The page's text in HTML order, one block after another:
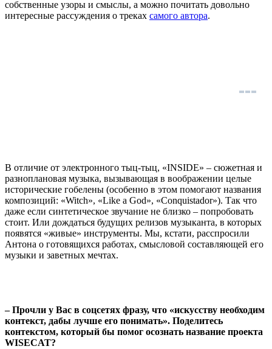
собственные узоры и смыслы, а можно почитать довольно
интересные рассуждения о треках самого автора.
В отличие от электронного тыц-тыц, «INSIDE» – сюжетная и
разноплановая музыка, вызывающая в воображении целые
исторические гобелены (особенно в этом помогают названия
композиций: «Witch», «Like a God», «Conquistador»). Так что
даже если синтетическое звучание не близко – попробовать
стоит. Или дождаться будущих релизов музыканта, в которых
появятся «живые» инструменты. Мы, кстати, расспросили
Антона о готовящихся работах, смысловой составляющей его
музыки и заветных мечтах.
– Прочли у Вас в соцсетях фразу, что «искусству необходим
контекст, дабы лучше его понимать». Поделитесь
контекстом, который бы помог осознать название проекта
WISECAT?